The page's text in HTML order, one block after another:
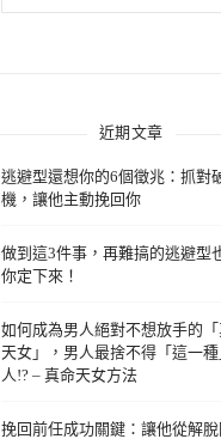
鍵
近期文章
逃避型還想你的6個徵兆：抓對
機，讓他主動挽回你
做到這3件事，再難搞的逃避型
你定下來！
如何成為男人絕對不想放手的
天女」，男人最捨不得「這一
人!? – 真命天女方法
挽回前任成功關鍵：讓他從解